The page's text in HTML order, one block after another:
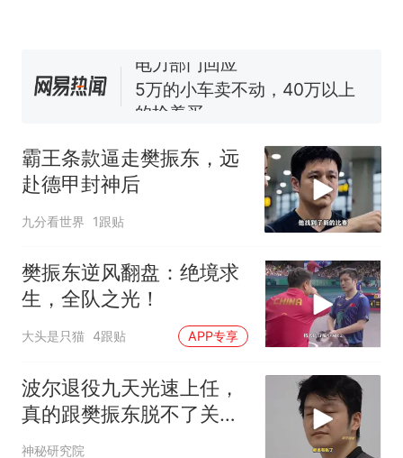
5万的小车卖不动，40万以上
的抢着买
全部作废，公平么？
霸王条款逼走樊振东，远
赴德甲封神后
九分看世界 1跟贴
樊振东逆风翻盘：绝境求
生，全队之光！
大头是只猫 4跟贴 APP专享
波尔退役九天光速上任，
真的跟樊振东脱不了关系
吗
神秘研究院